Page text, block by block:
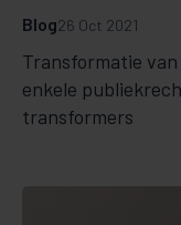
Transformatie
enkele
transformers
Blog26 Oct 2021